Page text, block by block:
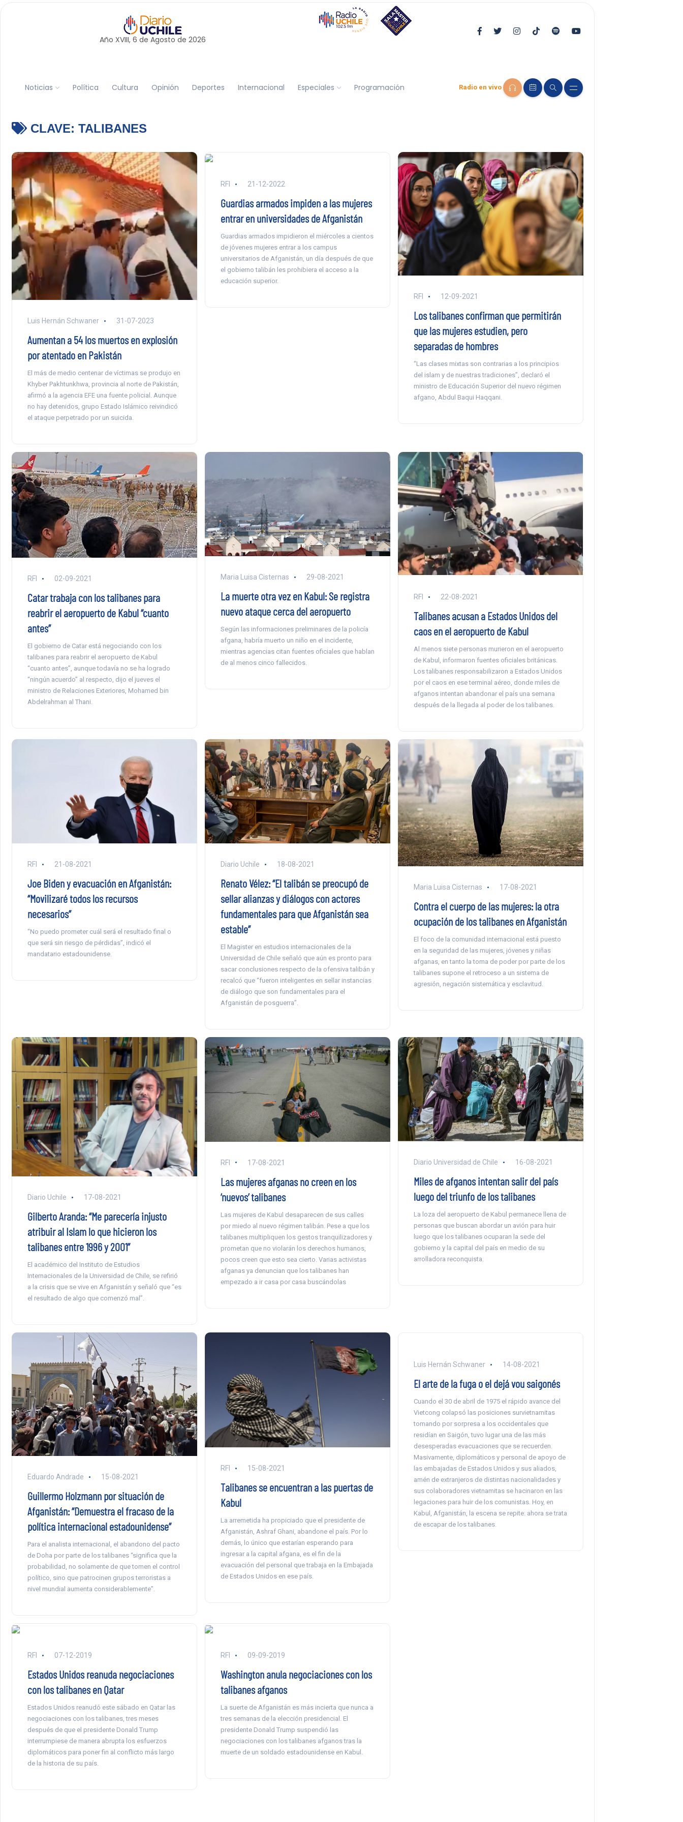
Año XVIII, 6 de Agosto de 2026
Noticias Política Cultura Opinión Deportes Internacional Especiales Programación Radio en vivo
CLAVE: TALIBANES
Luis Hernán Schwaner 31-07-2023
Aumentan a 54 los muertos en explosión
por atentado en Pakistán
El más de medio centenar de víctimas se produjo en
Khyber Pakhtunkhwa, provincia al norte de Pakistán,
afirmó a la agencia EFE una fuente policial. Aunque
no hay detenidos, grupo Estado Islámico reivindicó
el ataque perpetrado por un suicida.
RFI 21-12-2022
Guardias armados impiden a las mujeres
entrar en universidades de Afganistán
Guardias armados impidieron el miércoles a cientos
de jóvenes mujeres entrar a los campus
universitarios de Afganistán, un día después de que
el gobierno talibán les prohibiera el acceso a la
educación superior.
RFI 12-09-2021
Los talibanes confirman que permitirán
que las mujeres estudien, pero
separadas de hombres
“Las clases mixtas son contrarias a los principios
del islam y de nuestras tradiciones”, declaró el
ministro de Educación Superior del nuevo régimen
afgano, Abdul Baqui Haqqani.
RFI 02-09-2021
Catar trabaja con los talibanes para
reabrir el aeropuerto de Kabul “cuanto
antes”
El gobierno de Catar está negociando con los
talibanes para reabrir el aeropuerto de Kabul
“cuanto antes”, aunque todavía no se ha logrado
“ningún acuerdo” al respecto, dijo el jueves el
ministro de Relaciones Exteriores, Mohamed bin
Abdelrahman al Thani.
Maria Luisa Cisternas 29-08-2021
La muerte otra vez en Kabul: Se registra
nuevo ataque cerca del aeropuerto
Según las informaciones preliminares de la policía
afgana, habría muerto un niño en el incidente,
mientras agencias citan fuentes oficiales que hablan
de al menos cinco fallecidos.
RFI 22-08-2021
Talibanes acusan a Estados Unidos del
caos en el aeropuerto de Kabul
Al menos siete personas murieron en el aeropuerto
de Kabul, informaron fuentes oficiales británicas.
Los talibanes responsabilizaron a Estados Unidos
por el caos en ese terminal aéreo, donde miles de
afganos intentan abandonar el país una semana
después de la llegada al poder de los talibanes.
RFI 21-08-2021
Joe Biden y evacuación en Afganistán:
“Movilizaré todos los recursos
necesarios”
“No puedo prometer cuál será el resultado final o
que será sin riesgo de pérdidas”, indicó el
mandatario estadounidense.
Diario Uchile 18-08-2021
Renato Vélez: “El talibán se preocupó de
sellar alianzas y diálogos con actores
fundamentales para que Afganistán sea
estable”
El Magister en estudios internacionales de la
Universidad de Chile señaló que aún es pronto para
sacar conclusiones respecto de la ofensiva talibán y
recalcó que “fueron inteligentes en sellar instancias
de diálogo que son fundamentales para el
Afganistán de posguerra”.
Maria Luisa Cisternas 17-08-2021
Contra el cuerpo de las mujeres: la otra
ocupación de los talibanes en Afganistán
El foco de la comunidad internacional está puesto
en la seguridad de las mujeres, jóvenes y niñas
afganas, en tanto la toma de poder por parte de los
talibanes supone el retroceso a un sistema de
agresión, negación sistemática y esclavitud.
Diario Uchile 17-08-2021
Gilberto Aranda: “Me parecería injusto
atribuir al Islam lo que hicieron los
talibanes entre 1996 y 2001”
El académico del Instituto de Estudios
Internacionales de la Universidad de Chile, se refirió
a la crisis que se vive en Afganistán y señaló que “es
el resultado de algo que comenzó mal”.
RFI 17-08-2021
Las mujeres afganas no creen en los
‘nuevos’ talibanes
Las mujeres de Kabul desaparecen de sus calles
por miedo al nuevo régimen talibán. Pese a que los
talibanes multipliquen los gestos tranquilizadores y
prometan que no violarán los derechos humanos,
pocos creen que esto sea cierto. Varias activistas
afganas ya denuncian que los talibanes han
empezado a ir casa por casa buscándolas
Diario Universidad de Chile 16-08-2021
Miles de afganos intentan salir del país
luego del triunfo de los talibanes
La loza del aeropuerto de Kabul permanece llena de
personas que buscan abordar un avión para huir
luego que los talibanes ocuparan la sede del
gobierno y la capital del país en medio de su
arrolladora reconquista.
Eduardo Andrade 15-08-2021
Guillermo Holzmann por situación de
Afganistán: “Demuestra el fracaso de la
política internacional estadounidense”
Para el analista internacional, el abandono del pacto
de Doha por parte de los talibanes “significa que la
probabilidad, no solamente de que tomen el control
político, sino que patrocinen grupos terroristas a
nivel mundial aumenta considerablemente”.
RFI 15-08-2021
Talibanes se encuentran a las puertas de
Kabul
La arremetida ha propiciado que el presidente de
Afganistán, Ashraf Ghani, abandone el país. Por lo
demás, lo único que estarían esperando para
ingresar a la capital afgana, es el fin de la
evacuación del personal que trabaja en la Embajada
de Estados Unidos en ese país.
Luis Hernán Schwaner 14-08-2021
El arte de la fuga o el dejá vou saigonés
Cuando el 30 de abril de 1975 el rápido avance del
Vietcong colapsó las posiciones survietnamitas
tomando por sorpresa a los occidentales que
residían en Saigón, tuvo lugar una de las más
desesperadas evacuaciones que se recuerden.
Masivamente, diplomáticos y personal de apoyo de
las embajadas de Estados Unidos y sus aliados,
amén de extranjeros de distintas nacionalidades y
sus colaboradores vietnamitas se hacinaron en las
legaciones para huir de los comunistas. Hoy, en
Kabul, Afganistán, la escena se repite: ahora se trata
de escapar de los talibanes.
RFI 07-12-2019
Estados Unidos reanuda negociaciones
con los talibanes en Qatar
Estados Unidos reanudó este sábado en Qatar las
negociaciones con los talibanes, tres meses
después de que el presidente Donald Trump
interrumpiese de manera abrupta los esfuerzos
diplomáticos para poner fin al conflicto más largo
de la historia de su país.
RFI 09-09-2019
Washington anula negociaciones con los
talibanes afganos
La suerte de Afganistán es más incierta que nunca a
tres semanas de la elección presidencial. El
presidente Donald Trump suspendió las
negociaciones con los talibanes afganos tras la
muerte de un soldado estadounidense en Kabul.